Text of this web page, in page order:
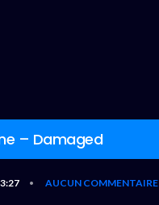
– Damaged
• AUCUN COMMENTAIRE